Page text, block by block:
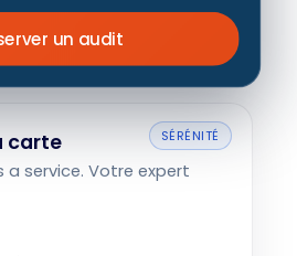
un audit
SÉRÉNITÉ
carte
a service. Votre expert